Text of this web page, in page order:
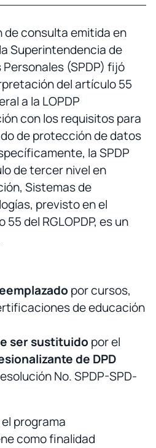
de consulta emitida en
Superintendencia de
(SPDP) fijó
del artículo 55
a la LOPDP
con los requisitos para
de protección de datos
la SPDP
de tercer nivel en
Sistemas de
previsto en el
del RGLOPDP, es un
por cursos,
de educación
ser sustituido por el
de DPD
No. SPDP-SPD-
programa
como finalidad